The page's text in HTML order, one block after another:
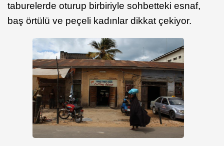
taburelerde oturup birbiriyle sohbetteki esnaf,
baş örtülü ve peçeli kadınlar dikkat çekiyor.